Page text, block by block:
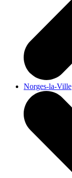
Norges-la-Ville